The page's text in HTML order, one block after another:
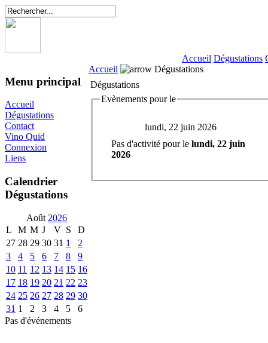
Accueil Dégustations
Menu principal
Accueil
Dégustations
Contact
Vino Quid
Connexion
Liens
Calendrier
Dégustations
Août 2026
L
M M J V S
D
27 28 29 30 31 1
2
3
4 5 6 7 8
9
10 11 12 13 14 15 16
17 18 19 20 21 22 23
24 25 26 27 28 29 30
31 1 2 3 4 5
6
Pas d'événements
Accueil
Dégustations
Dégustations
Evènements pour le
lundi, 22 juin 2026
Pas d'activité pour le lundi, 22 juin
2026